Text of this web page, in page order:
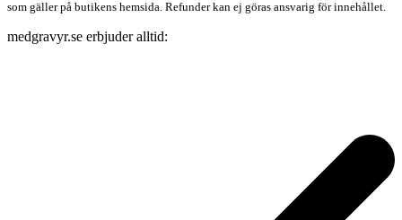
som gäller på butikens hemsida. Refunder kan ej göras ansvarig för innehållet.
medgravyr.se erbjuder alltid: